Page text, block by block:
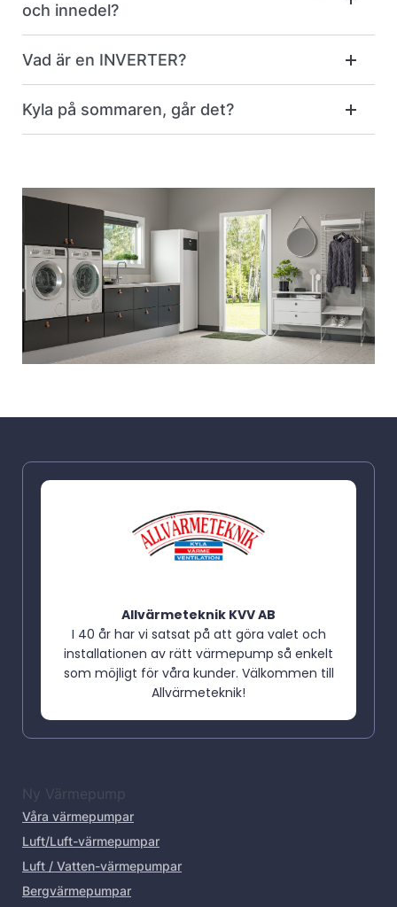
och innedel?
Vad är en INVERTER?
Kyla på sommaren, går det?
Allvärmeteknik KVV AB
I 40 år har vi satsat på att göra valet och
installationen av rätt värmepump så enkelt
som möjligt för våra kunder. Välkommen till
Allvärmeteknik!
Ny Värmepump
Våra värmepumpar
Luft/Luft-värmepumpar
Luft / Vatten-värmepumpar
Bergvärmepumpar